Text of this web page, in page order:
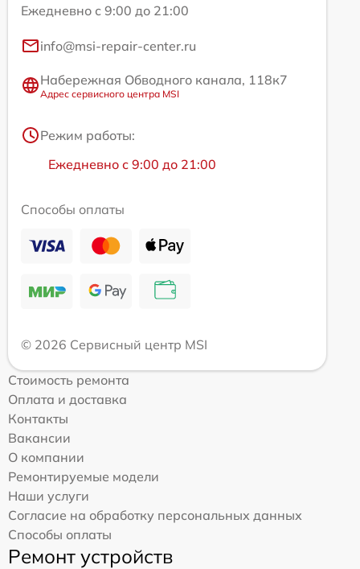
Ежедневно с 9:00 до 21:00
info@msi-repair-center.ru
Набережная Обводного канала, 118к7
Адрес сервисного центра MSI
Режим работы:
Ежедневно с 9:00 до 21:00
Способы оплаты
© 2026 Сервисный центр MSI
Стоимость ремонта
Оплата и доставка
Контакты
Вакансии
О компании
Ремонтируемые модели
Наши услуги
Согласие на обработку персональных данных
Способы оплаты
Ремонт устройств